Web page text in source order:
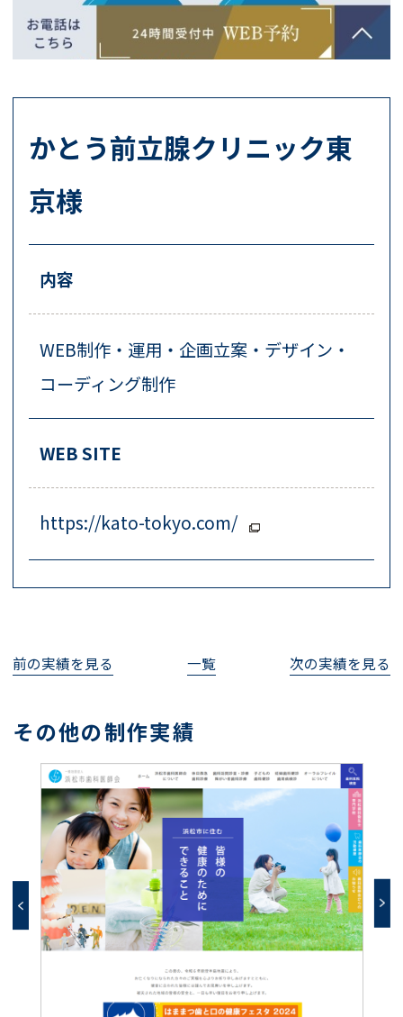
かとう前立腺クリニック東
京様
内容
WEB制作・運用・企画立案・デザイン・
コーディング制作
WEB SITE
https://kato-tokyo.com/
前の実績を見る 一覧 次の実績を見る
その他の制作実績